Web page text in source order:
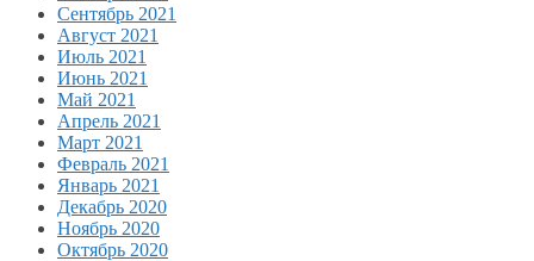
Сентябрь 2021
Август 2021
Июль 2021
Июнь 2021
Май 2021
Апрель 2021
Март 2021
Февраль 2021
Январь 2021
Декабрь 2020
Ноябрь 2020
Октябрь 2020